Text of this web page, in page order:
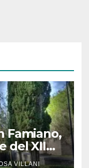
Famiano,
del XII
VILLANI